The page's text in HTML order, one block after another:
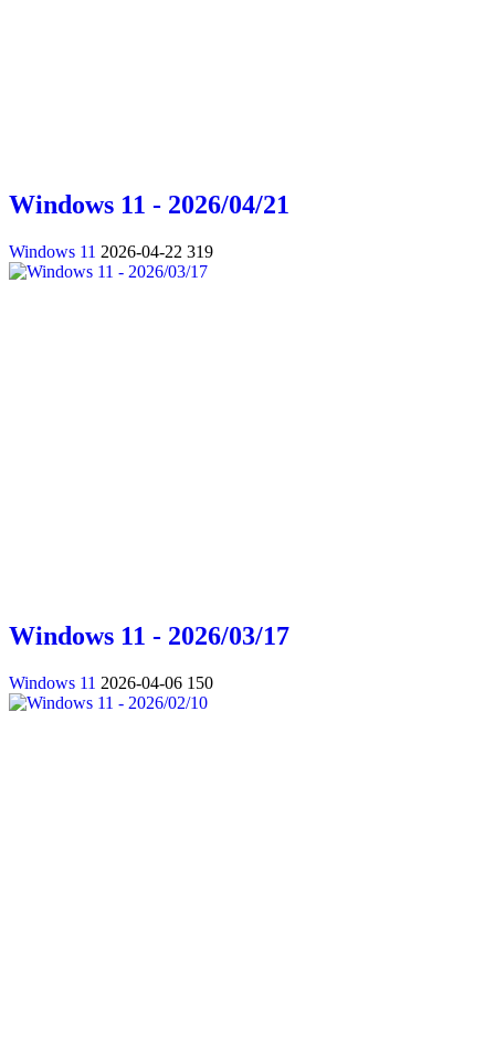
Windows 11 - 2026/04/21
Windows 11 2026-04-22 319
Windows 11 - 2026/03/17
Windows 11 2026-04-06 150